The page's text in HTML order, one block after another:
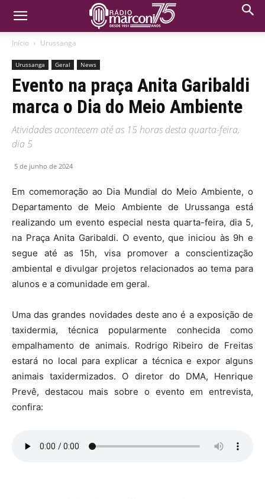
Início Urussanga
Urussanga Geral News
Evento na praça Anita Garibaldi
marca o Dia do Meio Ambiente
Atividades acontecem até as 15 horas desta quarta-feira,
dia 5
5 de junho de 2024
Em comemoração ao Dia Mundial do Meio Ambiente, o
Departamento de Meio Ambiente de Urussanga está
realizando um evento especial nesta quarta-feira, dia 5,
na Praça Anita Garibaldi. O evento, que iniciou às 9h e
segue até as 15h, visa promover a conscientização
ambiental e divulgar projetos relacionados ao tema para
alunos e a comunidade em geral.
Uma das grandes novidades deste ano é a exposição de
taxidermia, técnica popularmente conhecida como
empalhamento de animais. Rodrigo Ribeiro de Freitas
estará no local para explicar a técnica e expor alguns
animais taxidermizados. O diretor do DMA, Henrique
Prevê, destacou mais sobre o evento em entrevista,
confira: